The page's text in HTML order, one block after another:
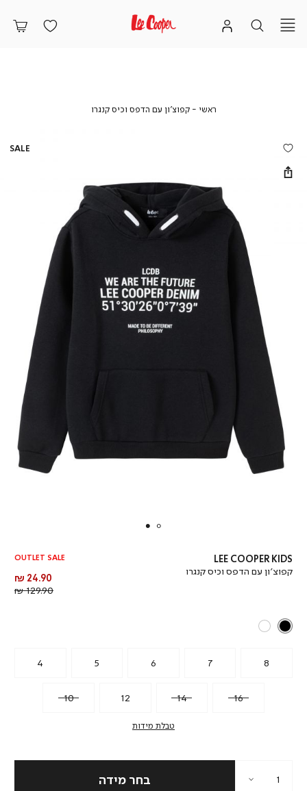
ראשי ראשיקפוצ’ון עם הדפס וכיס קנגרו
LEE COOPER KIDS
קפוצ’ון עם הדפס וכיס קנגרו
OUTLET SALE
מחיר
מוצר
24.90 ₪
129.90 ₪
4 5 6 7 8
10 12 14 16
טבלת מידות
SALE